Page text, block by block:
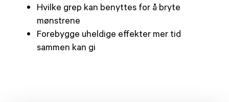
Hvilke grep kan benyttes for å bryte
mønstrene
Forebygge uheldige effekter mer tid
sammen kan gi